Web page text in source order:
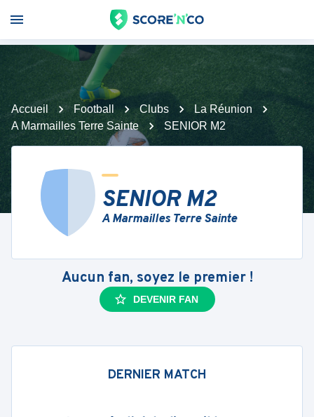
Accueil Football Clubs
La Réunion
A Marmailles Terre Sainte
SENIOR M2
SENIOR M2
A Marmailles Terre Sainte
Aucun fan, soyez le premier !
DEVENIR FAN
DERNIER MATCH